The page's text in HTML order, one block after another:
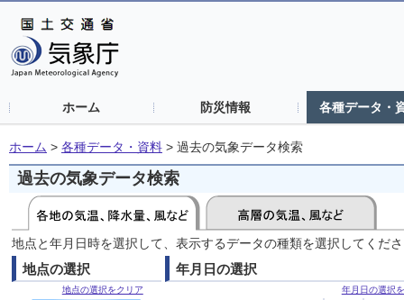
ホーム 防災情報 各種データ・
ホーム > 各種データ・資料 > 過去の気象データ検索
過去の気象データ検索
地点と年月日時を選択して、表示するデータの種類を選択してくだ
地点の選択
地点の選択をクリア
年月日の選択
年月日の選択